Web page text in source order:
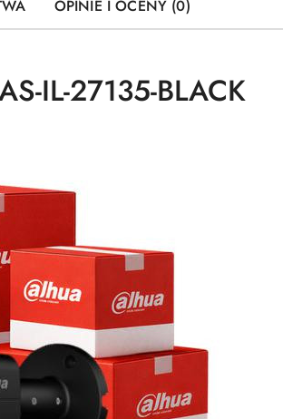
OPINIE I OCENY (0)
IL-27135-BLACK